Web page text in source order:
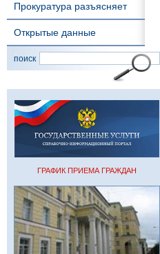
Прокуратура разъясняет
Открытые данные
поиск
ГРАФИК ПРИЕМА ГРАЖДАН